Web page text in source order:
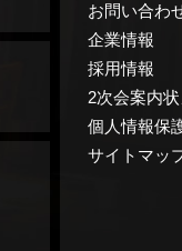
お問い合わ
企業情報
採用情報
2次会案内
個人情報保
サイトマッ